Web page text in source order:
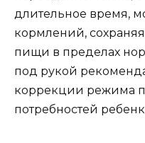
длительное время,
кормлений,
пищи в пределах
под рукой
коррекции режима
потребностей